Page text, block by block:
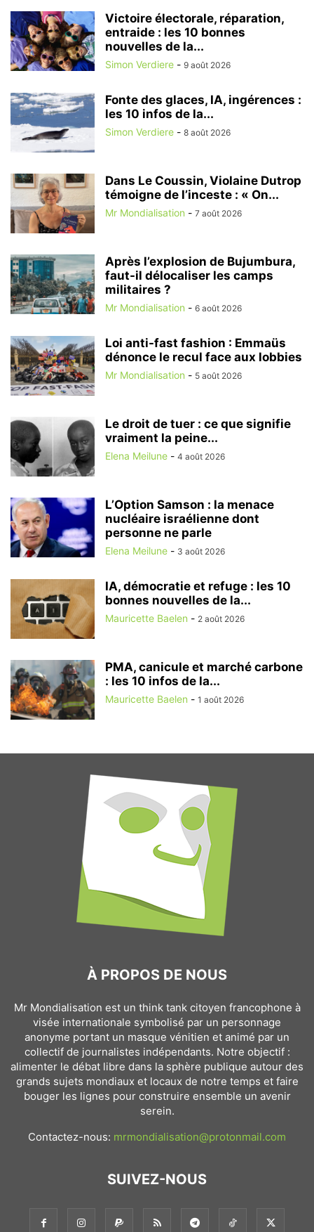
Victoire électorale, réparation,
entraide : les 10 bonnes
nouvelles de la...
Simon Verdiere - 9 août 2026
Fonte des glaces, IA, ingérences :
les 10 infos de la...
Simon Verdiere - 8 août 2026
Dans Le Coussin, Violaine Dutrop
témoigne de l’inceste : « On...
Mr Mondialisation - 7 août 2026
Après l’explosion de Bujumbura,
faut-il délocaliser les camps
militaires ?
Mr Mondialisation - 6 août 2026
Loi anti-fast fashion : Emmaüs
dénonce le recul face aux lobbies
Mr Mondialisation - 5 août 2026
Le droit de tuer : ce que signifie
vraiment la peine...
Elena Meilune - 4 août 2026
L’Option Samson : la menace
nucléaire israélienne dont
personne ne parle
Elena Meilune - 3 août 2026
IA, démocratie et refuge : les 10
bonnes nouvelles de la...
Mauricette Baelen - 2 août 2026
PMA, canicule et marché carbone
: les 10 infos de la...
Mauricette Baelen - 1 août 2026
À PROPOS DE NOUS
Mr Mondialisation est un think tank citoyen francophone à
visée internationale symbolisé par un personnage
anonyme portant un masque vénitien et animé par un
collectif de journalistes indépendants. Notre objectif :
alimenter le débat libre dans la sphère publique autour des
grands sujets mondiaux et locaux de notre temps et faire
bouger les lignes pour construire ensemble un avenir
serein.
Contactez-nous: mrmondialisation@protonmail.com
SUIVEZ-NOUS